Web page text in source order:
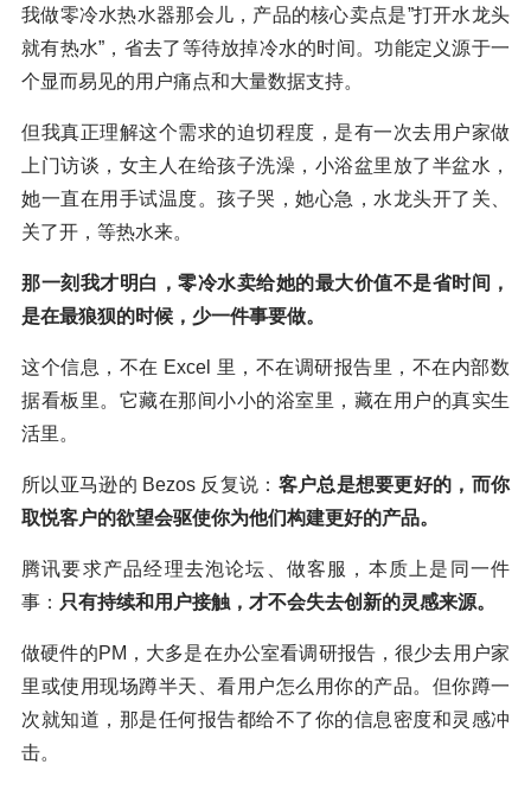
我做零冷水热水器那会儿，产品的核心卖点是”打开水龙头
就有热水”，省去了等待放掉冷水的时间。功能定义源于一
个显而易见的用户痛点和大量数据支持。
但我真正理解这个需求的迫切程度，是有一次去用户家做
上门访谈，女主人在给孩子洗澡，小浴盆里放了半盆水，
她一直在用手试温度。孩子哭，她心急，水龙头开了关、
关了开，等热水来。
那一刻我才明白，零冷水卖给她的最大价值不是省时间，
是在最狼狈的时候，少一件事要做。
这个信息，不在 Excel 里，不在调研报告里，不在内部数
据看板里。它藏在那间小小的浴室里，藏在用户的真实生
活里。
所以亚马逊的 Bezos 反复说： 客户总是想要更好的，而你
取悦客户的欲望会驱使你为他们构建更好的产品。
腾讯要求产品经理去泡论坛、做客服，本质上是同一件
事： 只有持续和用户接触，才不会失去创新的灵感来源。
做硬件的PM，大多是在办公室看调研报告，很少去用户家
里或使用现场蹲半天、看用户怎么用你的产品。但你蹲一
次就知道，那是任何报告都给不了你的信息密度和灵感冲
击。